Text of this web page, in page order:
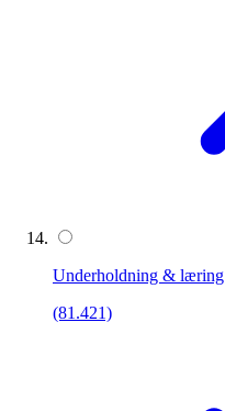
Underholdning & læring
(81.421)